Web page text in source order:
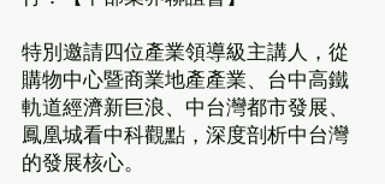
特別邀請四位產業領導級主講人，從
購物中心暨商業地產產業、台中高鐵
軌道經濟新巨浪、中台灣都市發展、
鳳凰城看中科觀點，深度剖析中台灣
的發展核心。